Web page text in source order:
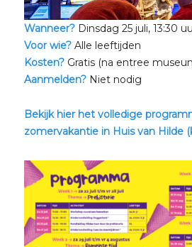
Wanneer?Dinsdag 25 juli, 13:30
Voor wie?Alle leeftijden
Kosten?Gratis (na entree
Aanmelden? Niet nodig
Bekijk hier het volledige
zomervakantie in Huis van Hilde